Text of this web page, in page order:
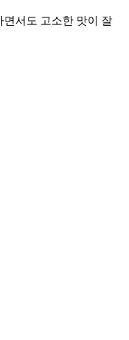
서도 고소한 맛이 잘